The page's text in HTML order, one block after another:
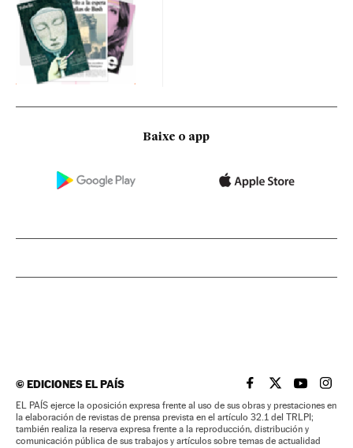
Baixe o app
©EDICIONES EL PAÍS EL PAÍS BRASIL EN
EL PAÍSEL PAÍS
EL
EL PAÍS ejerce la oposición expresa frente al uso de sus obras y prestaciones en
la elaboración de revistas de prensa prevista en el artículo 32.1 del TRLPI;
también realiza la reserva expresa frente a la reproducción, distribución y
comunicación pública de sus trabajos y artículos sobre temas de actualidad